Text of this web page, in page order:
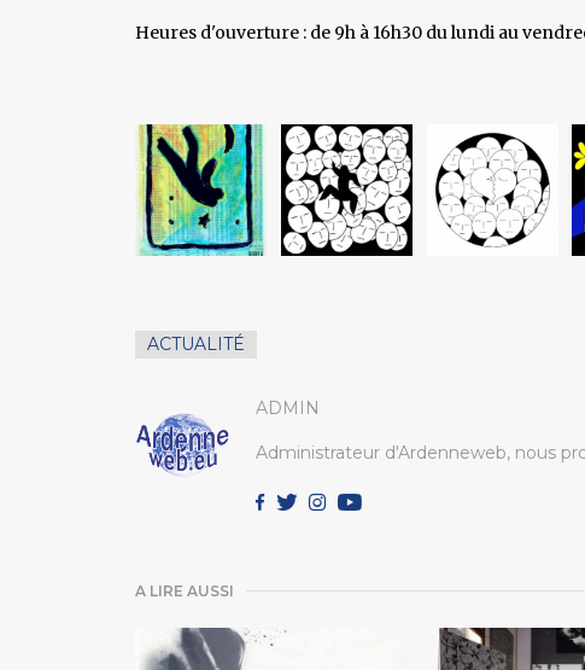
Heures d'ouverture : de 9h à 16h30 du lundi au
ACTUALITÉ
ADMIN
Administrateur d'Ardenneweb, nous
A LIRE AUSSI